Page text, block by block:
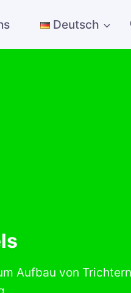
Deutsch
Aufbau von